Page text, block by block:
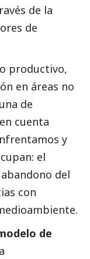
de la
de
productivo,
en áreas no
de
cuenta
y
el
del
con
.
de